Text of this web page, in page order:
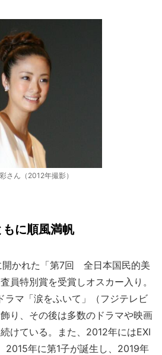
さん（2012年撮影）
に順風満帆
かれた「第7回 全日本国民的美
員特別賞を受賞しオスカー入り。
マ「涙をふいて」（フジテレビ
り、その後は多数のドラマや映画
けている。また、2012年にはEXI
2015年に第1子が誕生し、2019年